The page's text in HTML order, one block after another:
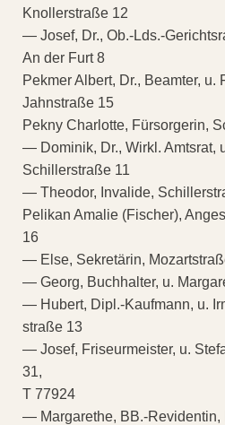
Knollerstraße 12
— Josef, Dr., Ob.-Lds.-
An der Furt 8
Pekmer Albert, Dr., Beamter,
Jahnstraße 15
Pekny Charlotte, Fürsorgerin,
— Dominik, Dr., Wirkl. Amtsrat,
Schillerstraße 11
— Theodor, Invalide,
Pelikan Amalie (Fischer),
16
— Else, Sekretärin,
— Georg, Buchhalter, u.
— Hubert, Dipl.-Kaufmann, u.
straße 13
— Josef, Friseurmeister, u.
31,
T 77924
— Margarethe, BB.-Revidentin,